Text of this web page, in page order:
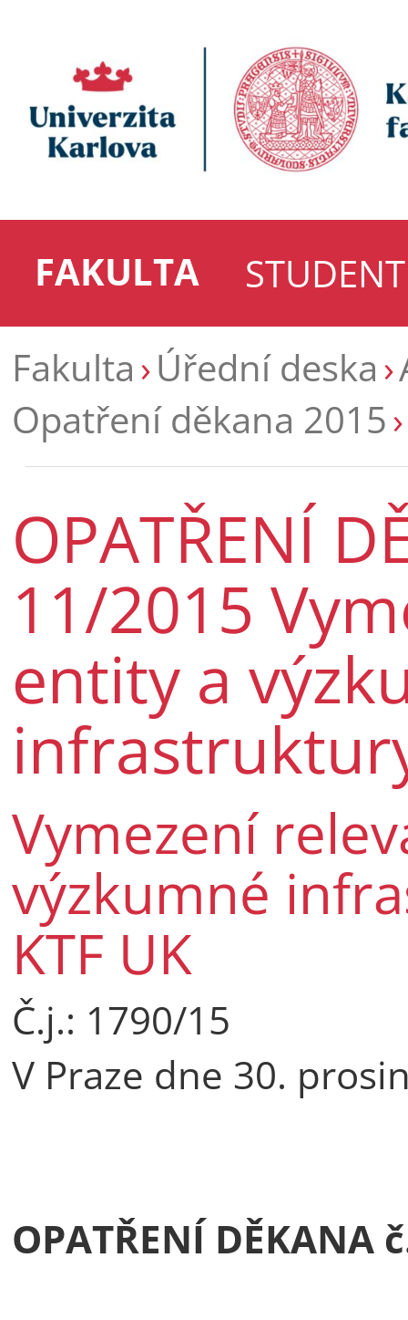
FAKULTA
STUDENT
Fakulta Úřední deska
Opatření děkana 2015
OPATŘENÍ
11/2015
entity a
Vymezení
výzkumné
KTF UK
Č.j.: 1790/15
V Praze dne 30.
OPATŘENÍ DĚKANA